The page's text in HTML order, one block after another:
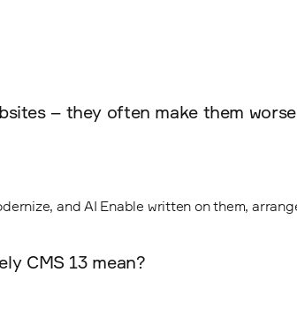
– they often make them worse
CMS 13 mean?